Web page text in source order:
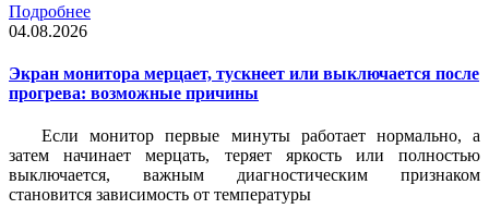
Подробнее
04.08.2026
Экран монитора мерцает, тускнеет или выключается после
прогрева: возможные причины
Если монитор первые минуты работает нормально, а
затем начинает мерцать, теряет яркость или полностью
выключается, важным диагностическим признаком
становится зависимость от температуры